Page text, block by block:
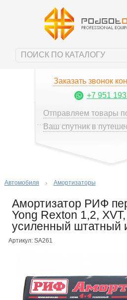
Заказать звонок
+7 951
Отправляем товары
Ваш спутник в
Автомобиля Амортизаторы
Амортизатор РИФ
Yong Rexton 1,2,
усиленный штатный
Артикул: SA261